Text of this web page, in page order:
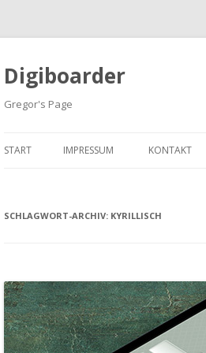
Digiboarder
Gregor's Page
START IMPRESSUM KONTAKT
SCHLAGWORT-ARCHIV: KYRILLISCH